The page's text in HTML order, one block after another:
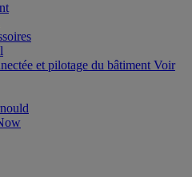
et pilotage du bâtiment Voir